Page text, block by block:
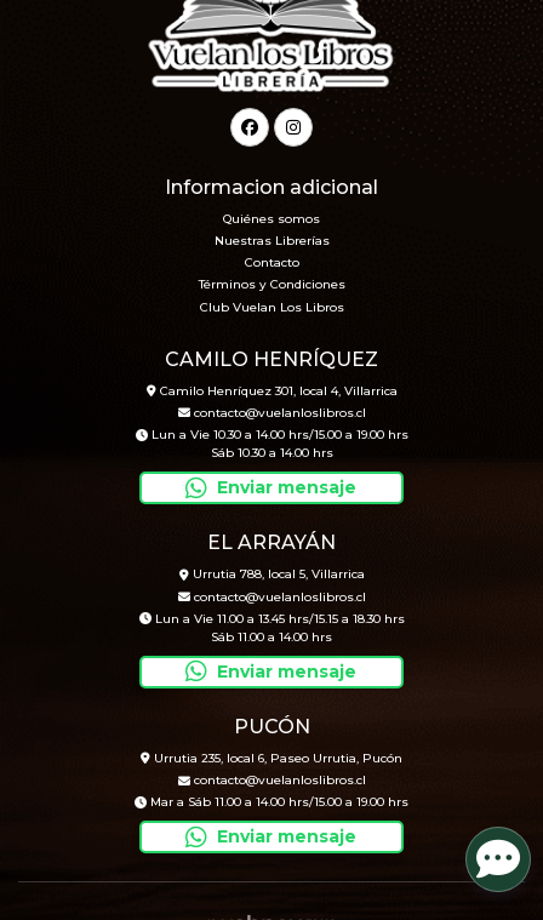
Informacion adicional
Quiénes somos
Nuestras Librerías
Contacto
Términos y Condiciones
Club Vuelan Los Libros
CAMILO HENRÍQUEZ
Camilo Henríquez 301, local 4, Villarrica
contacto@vuelanloslibros.cl
Lun a Vie 10.30 a 14.00 hrs/15.00 a 19.00 hrs
Sáb 10.30 a 14.00 hrs
Enviar mensaje
EL ARRAYÁN
Urrutia 788, local 5, Villarrica
contacto@vuelanloslibros.cl
Lun a Vie 11.00 a 13.45 hrs/15.15 a 18.30 hrs
Sáb 11.00 a 14.00 hrs
Enviar mensaje
PUCÓN
Urrutia 235, local 6, Paseo Urrutia, Pucón
contacto@vuelanloslibros.cl
Mar a Sáb 11.00 a 14.00 hrs/15.00 a 19.00 hrs
Enviar mensaje